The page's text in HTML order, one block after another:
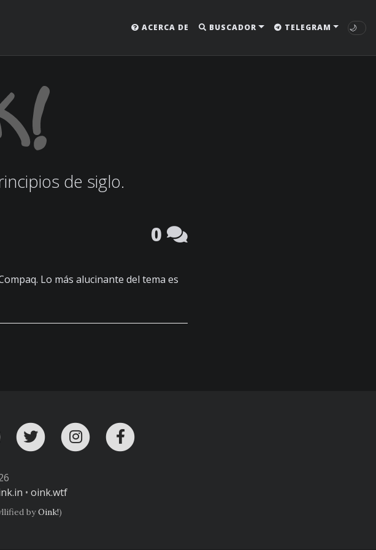
ACERCA DE BUSCADOR TELEGRAM 🌙
de siglo.
0
Lo más alucinante del tema es
Telegram!
Charla con nosotros en Telegram
Twitter Instagram
• oink.wtf
byOink!)